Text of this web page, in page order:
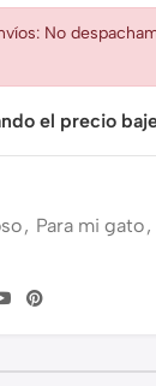
No
el precio
, Para mi gato,